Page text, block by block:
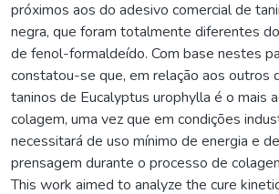
próximos aos do adesivo comercial de
negra, que foram totalmente diferentes
de fenol-formaldeído. Com base nestes
constatou-se que, em relação aos outros
taninos de Eucalyptus urophylla é o mais
colagem, uma vez que em condições
necessitará de uso mínimo de energia e
prensagem durante o processo de
This work aimed to analyze the cure